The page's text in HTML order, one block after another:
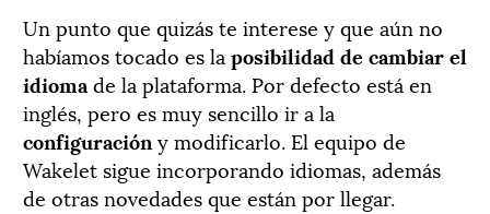
Un punto que quizás te interese y que aún no
habíamos tocado es la posibilidad de cambiar el
idioma de la plataforma. Por defecto está en
inglés, pero es muy sencillo ir a la
configuración y modificarlo. El equipo de
Wakelet sigue incorporando idiomas, además
de otras novedades que están por llegar.